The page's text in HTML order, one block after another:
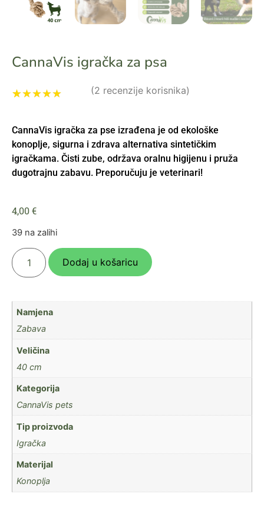
CannaVis igračka za psa
od ukupno 5
(korisnika)
(2 recenzije korisnika)
CannaVis igračka za pse izrađena je od ekološke
konoplje, sigurna i zdrava alternativa sintetičkim
igračkama. Čisti zube, održava oralnu higijenu i pruža
dugotrajnu zabavu. Preporučuju je veterinari!
4,00€
39 na zalihi
Dodaj u košaricu
Namjena
Zabava
Veličina
40 cm
Kategorija
CannaVis pets
Tip proizvoda
Igračka
Materijal
Konoplja